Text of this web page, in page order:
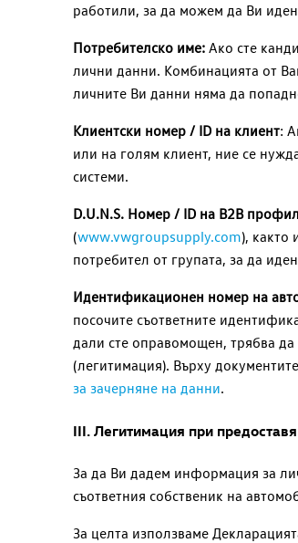
работили, за да можем да Ви
Потребителско име: Ако сте
лични данни. Комбинацията от
личните Ви данни няма да
Клиентски номер / ID на клиент:
или на голям клиент, ние се
системи.
D.U.N.S. Номер / ID на B2B
(www.vwgroupsupply.com), както
потребител от групата, за да
Идентификационен номер на
посочите съответните
дали сте оправомощен, трябва да
(легитимация). Върху
за зачерняне на данни.
III. Легитимация при
За да Ви дадем информация за
съответния собственик на
За целта използваме